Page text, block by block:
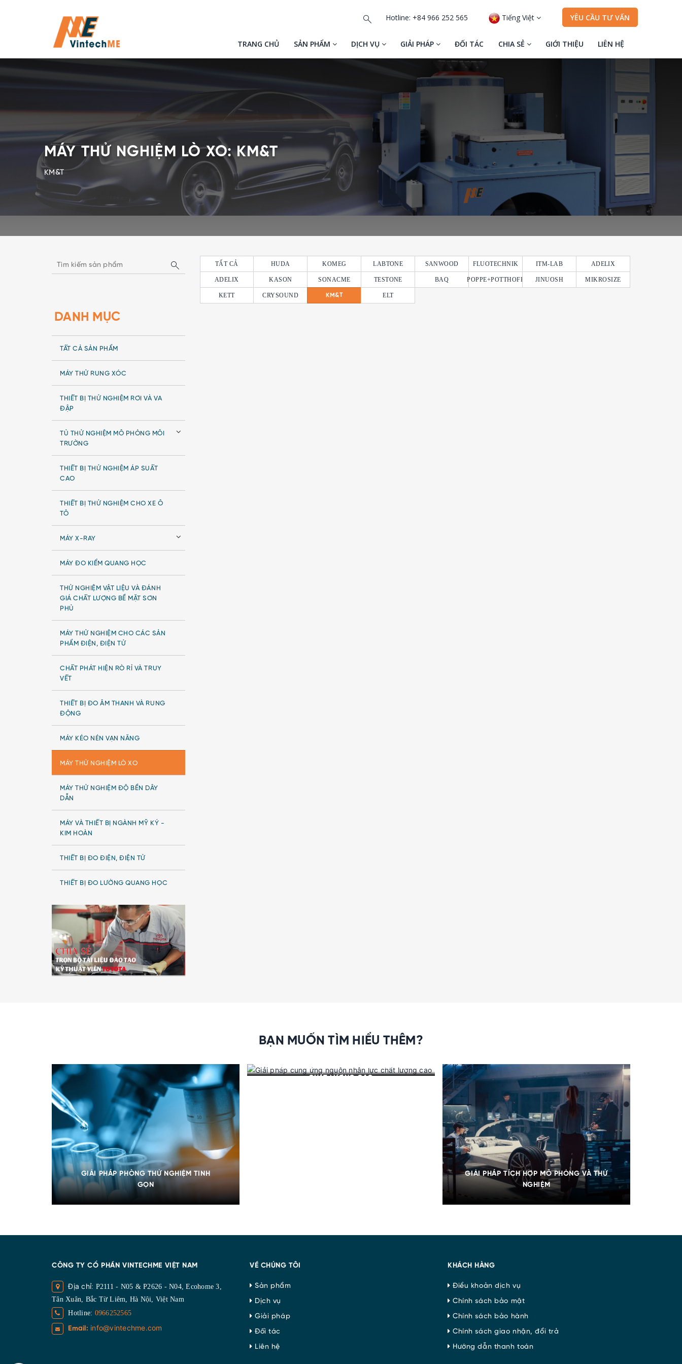
Hotline: +84 966 252 565 Tiếng Việt YÊU CẦU TƯ VẤN
TRANG CHỦ SẢN PHẨM DỊCH VỤ GIẢI PHÁP ĐỐI TÁC CHIA SẺ GIỚI THIỆU LIÊN HỆ
MÁY THỬ NGHIỆM LÒ XO: KM&T
KM&T
TẤT CẢ HUDA KOMEG LABTONE SANWOOD FLUOTECHNIK ITM-LAB ADELIX
ADELIX KASON SONACME TESTONE BAQ POPPE+POTTHOFF JINUOSH MIKROSIZE
KETT CRYSOUND KM&T ELT
DANH MỤC
TẤT CẢ SẢN PHẨM
MÁY THỬ RUNG XÓC
THIẾT BỊ THỬ NGHIỆM RƠI VÀ VA
ĐẬP
TỦ THỬ NGHIỆM MÔ PHỎNG MÔI
TRƯỜNG
THIẾT BỊ THỬ NGHIỆM ÁP SUẤT
CAO
THIẾT BỊ THỬ NGHIỆM CHO XE Ô
TÔ
MÁY X-RAY
MÁY ĐO KIỂM QUANG HỌC
THỬ NGHIỆM VẬT LIỆU VÀ ĐÁNH
GIÁ CHẤT LƯỢNG BỀ MẶT SƠN
PHỦ
MÁY THỬ NGHIỆM CHO CÁC SẢN
PHẨM ĐIỆN, ĐIỆN TỬ
CHẤT PHÁT HIỆN RÒ RỈ VÀ TRUY
VẾT
THIẾT BỊ ĐO ÂM THANH VÀ RUNG
ĐỘNG
MÁY KÉO NÉN VẠN NĂNG
MÁY THỬ NGHIỆM LÒ XO
MÁY THỬ NGHIỆM ĐỘ BỀN DÂY
DẪN
MÁY VÀ THIẾT BỊ NGÀNH MỸ KÝ -
KIM HOÀN
THIẾT BỊ ĐO ĐIỆN, ĐIỆN TỬ
THIẾT BỊ ĐO LƯỜNG QUANG HỌC
BẠN MUỐN TÌM HIỂU THÊM?
GIẢI PHÁP PHÒNG THỬ NGHIỆM TINH
GỌN
GIẢI PHÁP CUNG ỨNG NGUỒN NHÂN LỰC
CHẤT LƯỢNG CAO
GIẢI PHÁP TÍCH HỢP MÔ PHỎNG VÀ THỬ
NGHIỆM
CÔNG TY CỔ PHẦN VINTECHME VIỆT NAM
Địa chỉ: P2111 - N05 & P2626 - N04, Ecohome 3,
Tân Xuân, Bắc Từ Liêm, Hà Nội, Việt Nam
Hotline: 0966252565
Email: info@vintechme.com
VỀ CHÚNG TÔI
Sản phẩm
Dịch vụ
Giải pháp
Đối tác
Liên hệ
KHÁCH HÀNG
Điều khoản dịch vụ
Chính sách bảo mật
Chính sách bảo hành
Chính sách giao nhận, đổi trả
Hướng dẫn thanh toán